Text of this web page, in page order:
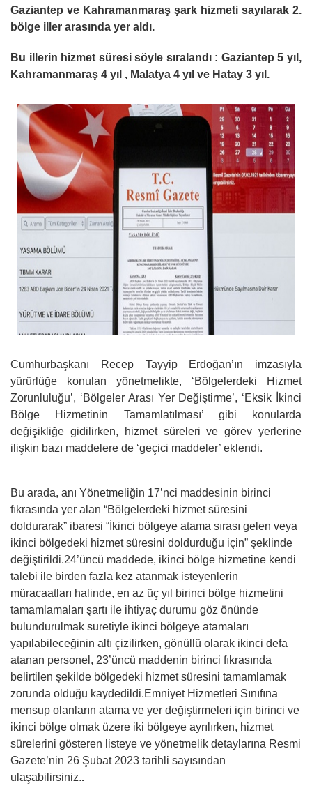
Gaziantep ve Kahramanmaraş şark hizmeti sayılarak 2.
bölge iller arasında yer aldı.
Bu illerin hizmet süresi söyle sıralandı : Gaziantep 5 yıl,
Kahramanmaraş 4 yıl , Malatya 4 yıl ve Hatay 3 yıl.
Cumhurbaşkanı Recep Tayyip Erdoğan’ın imzasıyla
yürürlüğe konulan yönetmelikte, ‘Bölgelerdeki Hizmet
Zorunluluğu’, ‘Bölgeler Arası Yer Değiştirme’, ‘Eksik İkinci
Bölge Hizmetinin Tamamlatılması’ gibi konularda
değişikliğe gidilirken, hizmet süreleri ve görev yerlerine
ilişkin bazı maddelere de ‘geçici maddeler’ eklendi.
Bu arada, anı Yönetmeliğin 17’nci maddesinin birinci
fıkrasında yer alan “Bölgelerdeki hizmet süresini
doldurarak” ibaresi “İkinci bölgeye atama sırası gelen veya
ikinci bölgedeki hizmet süresini doldurduğu için” şeklinde
değiştirildi.24’üncü maddede, ikinci bölge hizmetine kendi
talebi ile birden fazla kez atanmak isteyenlerin
müracaatları halinde, en az üç yıl birinci bölge hizmetini
tamamlamaları şartı ile ihtiyaç durumu göz önünde
bulundurulmak suretiyle ikinci bölgeye atamaları
yapılabileceğinin altı çizilirken, gönüllü olarak ikinci defa
atanan personel, 23’üncü maddenin birinci fıkrasında
belirtilen şekilde bölgedeki hizmet süresini tamamlamak
zorunda olduğu kaydedildi.Emniyet Hizmetleri Sınıfına
mensup olanların atama ve yer değiştirmeleri için birinci ve
ikinci bölge olmak üzere iki bölgeye ayrılırken, hizmet
sürelerini gösteren listeye ve yönetmelik detaylarına Resmi
Gazete’nin 26 Şubat 2023 tarihli sayısından
ulaşabilirsiniz..